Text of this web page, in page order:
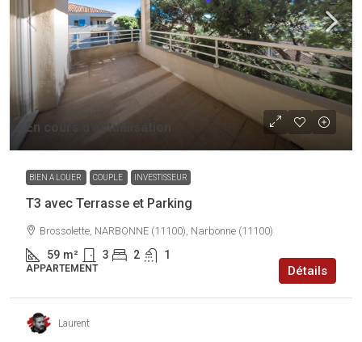
En cours d'actualisation
BIEN A LOUER COUPLE INVESTISSEUR
T3 avec Terrasse et Parking
Brossolette, NARBONNE (11100), Narbonne (11100)
59 m² 3 2 1
APPARTEMENT Détails
Laurent